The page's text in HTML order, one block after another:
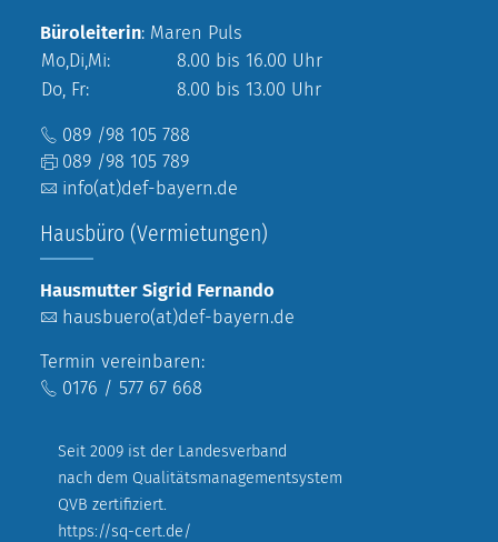
Büroleiterin: Maren Puls
Mo,Di,Mi:
8.00 bis 16.00 Uhr
Do, Fr:
8.00 bis 13.00 Uhr
089 /98 105 788
089 /98 105 789
info(at)def-bayern.de
Hausbüro (Vermietungen)
Hausmutter Sigrid Fernando
hausbuero(at)def-bayern.de
Termin vereinbaren:
0176 / 577 67 668
Seit 2009 ist der Landesverband
nach dem Qualitätsmanagementsystem
QVB zertifiziert.
https://sq-cert.de/